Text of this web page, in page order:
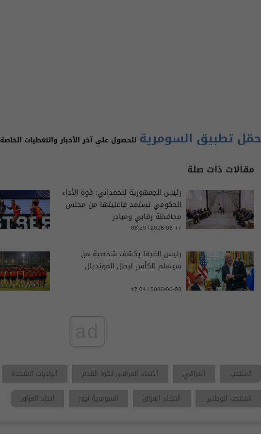
حمّل تطبيق السومرية للحصول على آخر الأخبار والتغطيات الخاصة
مقالات ذات صلة
رئيس الجمهورية للحمداني: قوة الأداء
الحكومي تستمد فاعليتها من مجلس
محافظة رقابي ومبادر
06:29 | 2026-06-17
رئيس الفيفا يكشف شخصية من
سيسلم الكأس لبطل المونديال
17:04 | 2026-06-23
المنتخب العراقي الاتحاد العراقي لكرة القدم الولايات المتحدة
المنتخب الوطني
الاتحاد العراق السومرية نيوز اتحاد العراق